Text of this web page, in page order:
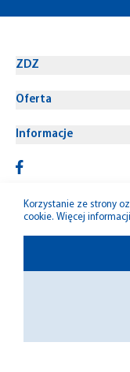
Korzystanie ze strony
cookie. Więcej
ZDZ
Oferta
Informacje